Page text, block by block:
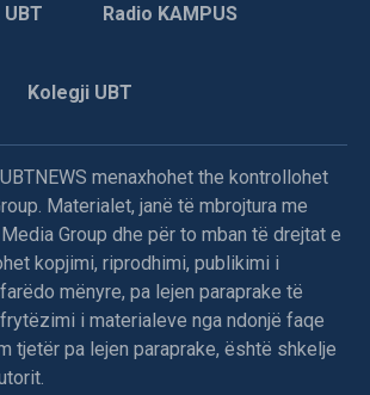
Radio KAMPUS
Kolegji UBT
menaxhohet the kontrollohet
Materialet, janë të mbrojtura me
Group dhe për to mban të drejtat e
kopjimi, riprodhimi, publikimi i
mënyre, pa lejen paraprake të
i materialeve nga ndonjë faqe
tjetër pa lejen paraprake, është shkelje